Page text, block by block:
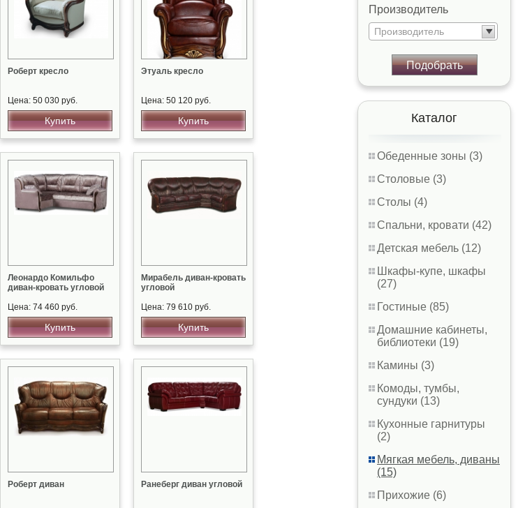
Производитель
Производитель
Подобрать
Каталог
Обеденные зоны (3)
Столовые (3)
Столы (4)
Спальни, кровати (42)
Детская мебель (12)
Шкафы-купе, шкафы
(27)
Гостиные (85)
Домашние кабинеты,
библиотеки (19)
Камины (3)
Комоды, тумбы,
сундуки (13)
Кухонные гарнитуры
(2)
Мягкая мебель, диваны
(15)
Прихожие (6)
Роберт кресло
Цена: 50 030 руб.
Купить
Этуаль кресло
Цена: 50 120 руб.
Купить
Леонардо Комильфо
диван-кровать угловой
Цена: 74 460 руб.
Купить
Мирабель диван-кровать
угловой
Цена: 79 610 руб.
Купить
Роберт диван Ранеберг диван угловой